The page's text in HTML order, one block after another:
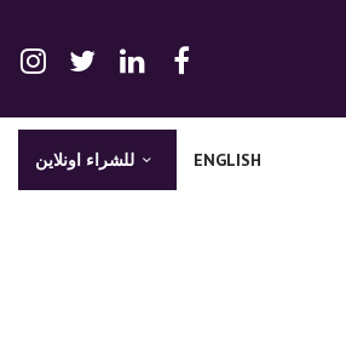
ENGLISH للشراء اونلاين